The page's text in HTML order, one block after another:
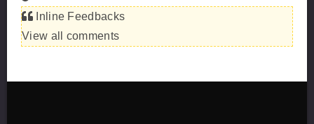
Inline Feedbacks
View all comments